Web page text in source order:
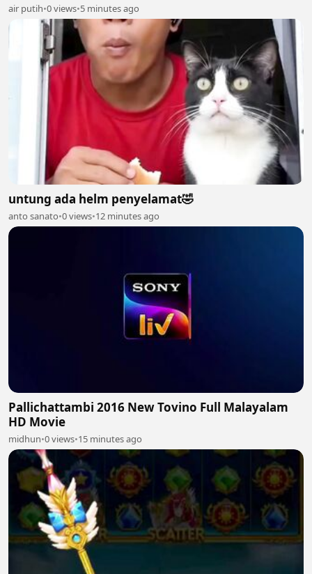
air putih•0 views•5 minutes ago
untung ada helm penyelamat🤣
anto sanato•0 views•12 minutes ago
Pallichattambi 2016 New Tovino Full Malayalam
HD Movie
midhun•0 views•15 minutes ago